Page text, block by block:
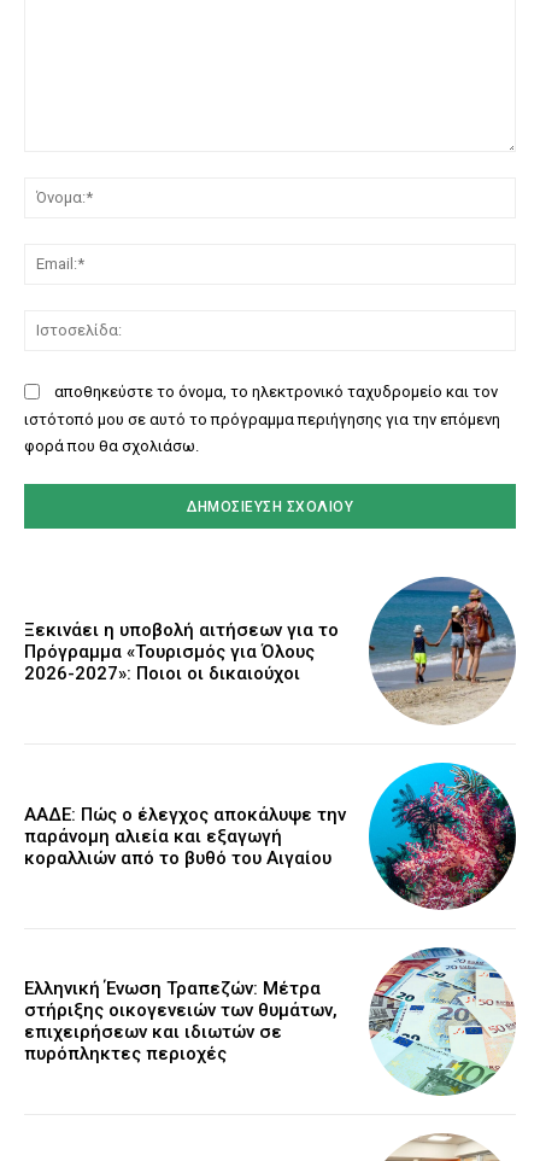
αποθηκεύστε το όνομα, το ηλεκτρονικό ταχυδρομείο και τον
ιστότοπό μου σε αυτό το πρόγραμμα περιήγησης για την επόμενη
φορά που θα σχολιάσω.
Ξεκινάει η υποβολή αιτήσεων για το
Πρόγραμμα «Τουρισμός για Όλους
2026-2027»: Ποιοι οι δικαιούχοι
ΑΑΔΕ: Πώς ο έλεγχος αποκάλυψε την
παράνομη αλιεία και εξαγωγή
κοραλλιών από το βυθό του Αιγαίου
Ελληνική Ένωση Τραπεζών: Μέτρα
στήριξης οικογενειών των θυμάτων,
επιχειρήσεων και ιδιωτών σε
πυρόπληκτες περιοχές